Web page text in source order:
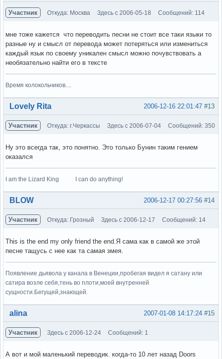
Участник Откуда: Москва Здесь с 2006-05-18 Сообщений: 114
мне тоже кажется что переводить песни не стоит все таки языки то
разные ну и смысл от перевода может потеряться или измениться
каждый язык по своему уникален смысл можно почувствовать а
необязательно найти его в тексте
Время колокольчиков....
Вне форума #13
2006-12-16 22:01:47
Lovely Rita
Участник Откуда: г.Черкассы Здесь с 2006-07-04 Сообщений: 350
Ну это всегда так, это понятно. Это только Бунин таким гением
оказался
I am the Lizard King I can do anything!
Вне форума #14
2006-12-17 00:27:56
BLOW
Участник Откуда: Грозный Здесь с 2006-12-17 Сообщений: 14
This is the end my only friend the end.Я сама как в самой же этой
песне тащусь с нее как та самая змея.
Появление дьявола у канала в Венеции,пробегая видел я сатану или
сатира возле себя,тень во плоти,моей внутренней
сущности.Бегущей,знающей.
Вне форума #15
2007-01-08 14:17:24
alina
Участник Здесь с 2006-12-24 Сообщений: 1
А вот и мой маленький переводик. когда-то 10 лет назад Doors